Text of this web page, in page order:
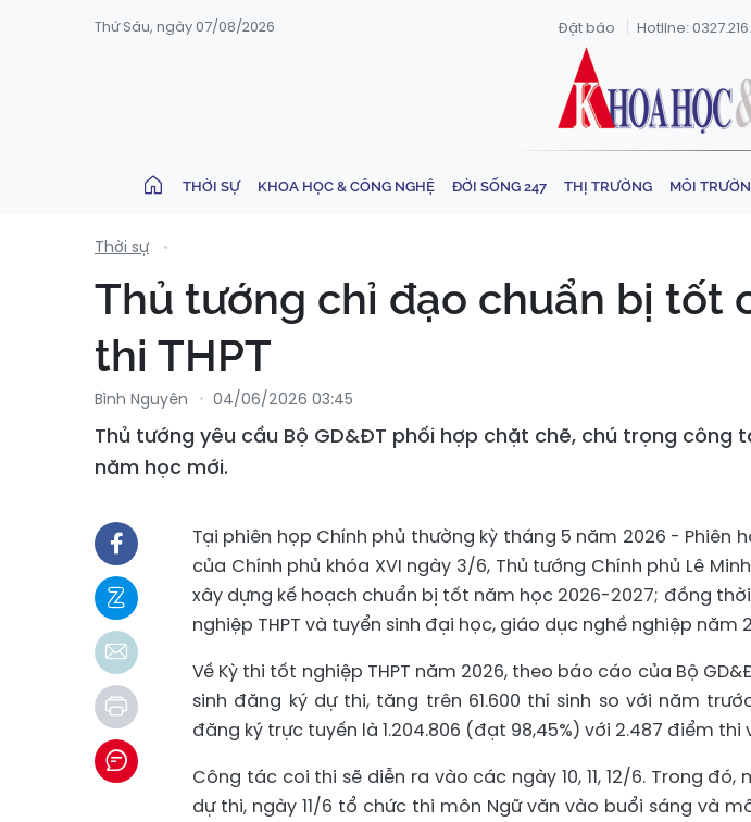
Thứ Sáu, ngày 07/08/2026 Đặt báo Hotline:
THỜI SỰ KHOA HỌC & CÔNG NGHỆ ĐỜI SỐNG 247 THỊ TRƯỜNG MÔI
Thời sự
Thủ tướng chỉ đạo chuẩn bị tốt
thi THPT
Bình Nguyên 04/06/2026 03:45
Thủ tướng yêu cầu Bộ GD&ĐT phối hợp chặt chẽ, chú trọng
năm học mới.
Tại phiên họp Chính phủ thường kỳ tháng 5 năm 2026 - Phiên
của Chính phủ khóa XVI ngày 3/6, Thủ tướng Chính phủ Lê
xây dựng kế hoạch chuẩn bị tốt năm học 2026-2027; đồng
nghiệp THPT và tuyển sinh đại học, giáo dục nghề nghiệp năm
Về Kỳ thi tốt nghiệp THPT năm 2026, theo báo cáo của Bộ
sinh đăng ký dự thi, tăng trên 61.600 thí sinh so với năm
đăng ký trực tuyến là 1.204.806 (đạt 98,45%) với 2.487 điểm thi
Công tác coi thi sẽ diễn ra vào các ngày 10, 11, 12/6. Trong
dự thi, ngày 11/6 tổ chức thi môn Ngữ văn vào buổi sáng và